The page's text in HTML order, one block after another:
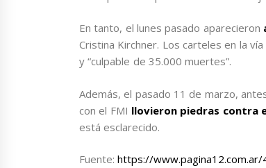
En tanto, el lunes pasado aparecieron
Cristina Kirchner. Los carteles en la
y “culpable de 35.000 muertes”.
Además, el pasado 11 de marzo,
con el FMI llovieron piedras contra
está esclarecido.
Fuente:https://